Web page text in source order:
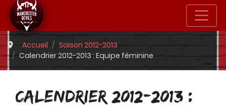
Accueil
Saison 2012-2013
Calendrier 2012-2013 : Equipe féminine
CALENDRIER 2012-2013 :